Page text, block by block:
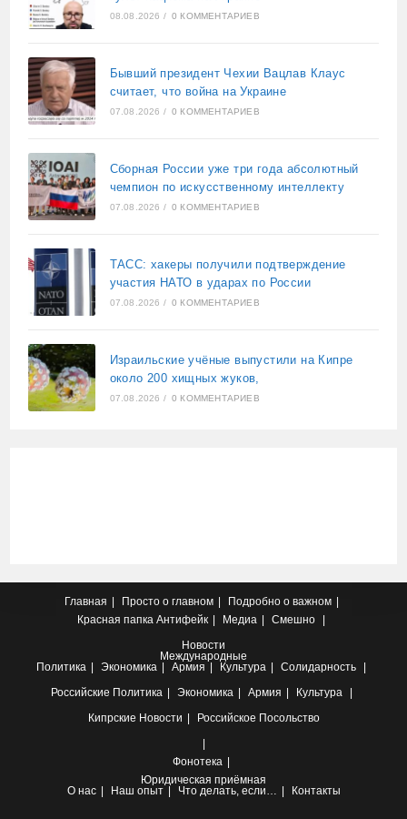
08.08.2026 / 0 КОММЕНТАРИЕВ
Бывший президент Чехии Вацлав Клаус
считает, что война на Украине
07.08.2026 / 0 КОММЕНТАРИЕВ
Сборная России уже три года абсолютный
чемпион по искусственному интеллекту
07.08.2026 / 0 КОММЕНТАРИЕВ
ТАСС: хакеры получили подтверждение
участия НАТО в ударах по России
07.08.2026 / 0 КОММЕНТАРИЕВ
Израильские учёные выпустили на Кипре
около 200 хищных жуков,
07.08.2026 / 0 КОММЕНТАРИЕВ
Главная Просто о главном
Подробно о важном
Красная папка Антифейк Медиа
Смешно
Новости
Международные
Политика
Экономика Армия Культура
Солидарность
Российские Политика Экономика Армия
Культура
Кипрские Новости Российское Посольство
Фонотека
Юридическая приёмная
О нас
Наш опыт Что делать, если… Контакты